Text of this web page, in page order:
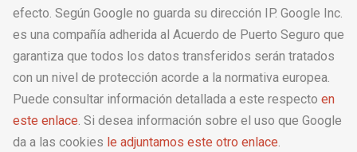
efecto. Según Google no guarda su dirección IP. Google Inc.
es una compañía adherida al Acuerdo de Puerto Seguro que
garantiza que todos los datos transferidos serán tratados
con un nivel de protección acorde a la normativa europea.
Puede consultar información detallada a este respecto en
este enlace . Si desea información sobre el uso que Google
da a las cookies le adjuntamos este otro enlace